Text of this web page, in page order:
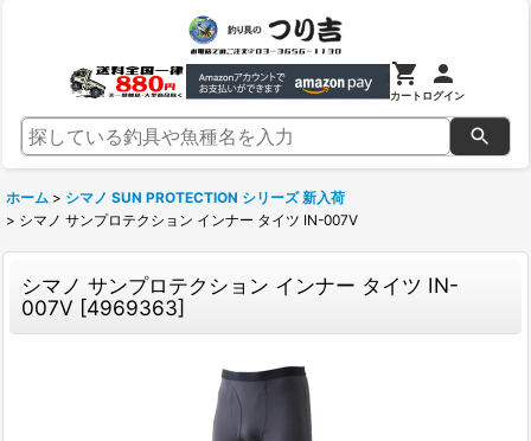
カートログイン
ホーム > シマノ SUN PROTECTION シリーズ 新入荷
> シマノ サンプロテクション インナー タイツ IN-007V
シマノ サンプロテクション インナー タイツ IN-
007V [4969363]